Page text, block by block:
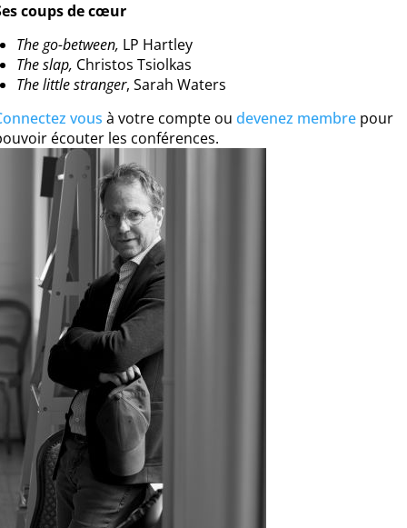
coups de cœur
The go-between, LP Hartley
The slap, Christos Tsiolkas
The little stranger, Sarah Waters
vous à votre compte ou devenez membre pour
écouter les conférences.